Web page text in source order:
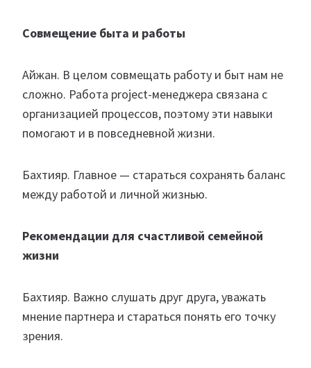
Совмещение быта и работы
Айжан. В целом совмещать работу и быт нам не
сложно. Работа project-менеджера связана с
организацией процессов, поэтому эти навыки
помогают и в повседневной жизни.
Бахтияр. Главное — стараться сохранять баланс
между работой и личной жизнью.
Рекомендации для счастливой семейной
жизни
Бахтияр. Важно слушать друг друга, уважать
мнение партнера и стараться понять его точку
зрения.